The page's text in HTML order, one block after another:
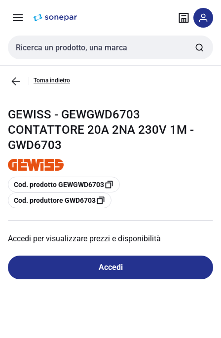
navigazione alla
Cerca input
Torna indietro
GEWISS - GEWGWD6703
CONTATTORE 20A 2NA 230V 1M -
GWD6703
copia
Cod. prodotto GEWGWD6703
copia
Cod. produttore GWD6703
Accedi per visualizzare prezzi e disponibilità
Accedi